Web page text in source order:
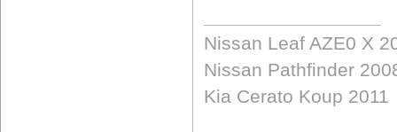
Nissan Leaf AZE0 X
Nissan Pathfinder
Kia Cerato Koup 2011